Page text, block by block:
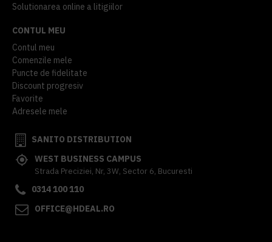
Solutionarea online a litigiilor
CONTUL MEU
Contul meu
Comenzile mele
Puncte de fidelitate
Discount progresiv
Favorite
Adresele mele
SANITO DISTRIBUTION
WEST BUSINESS CAMPUS
Strada Preciziei, Nr, 3W, Sector 6, Bucuresti
0314 100 110
OFFICE@HDEAL.RO